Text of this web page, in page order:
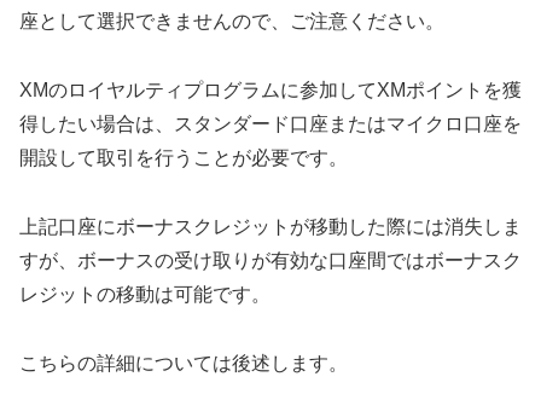
座として選択できませんので、ご注意ください。
XMのロイヤルティプログラムに参加してXMポイントを獲
得したい場合は、スタンダード口座またはマイクロ口座を
開設して取引を行うことが必要です。
上記口座にボーナスクレジットが移動した際には消失しま
すが、ボーナスの受け取りが有効な口座間ではボーナスク
レジットの移動は可能です。
こちらの詳細については後述します。